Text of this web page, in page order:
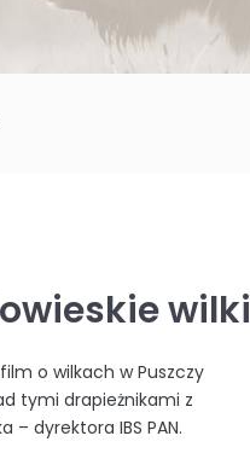
wilki
o wilkach w Puszczy
tymi drapieżnikami z
– dyrektora IBS PAN.